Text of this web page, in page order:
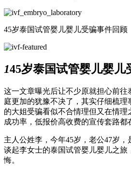
45岁泰国试管婴儿婴儿受骗事件回顾
145岁泰国试管婴儿婴儿
这一文章曝光后让不少原就担心前往
庭更加的犹豫不决了，其实仔细梳理
的大姐受骗看似不合情理但又在情理
成功率，低报价高收费的宣传套路都
主人公姓李，今年45岁，老公47岁，
谈起李女士的泰国试管婴儿婴儿之旅
悔。